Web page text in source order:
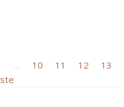
… 10 11 12 13